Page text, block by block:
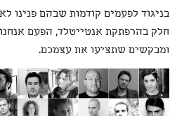
בניגוד לפעמים קודמות שבהם פנינו
חלק בהרפתקת אנטייטלד, הפעם
ומבקשים שתציעו את עצמכם.